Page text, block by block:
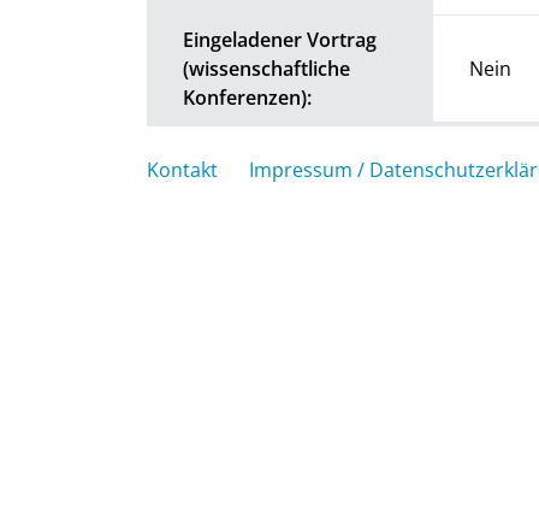
Eingeladener Vortrag
(wissenschaftliche
Konferenzen):
Nein
Kontakt Impressum /